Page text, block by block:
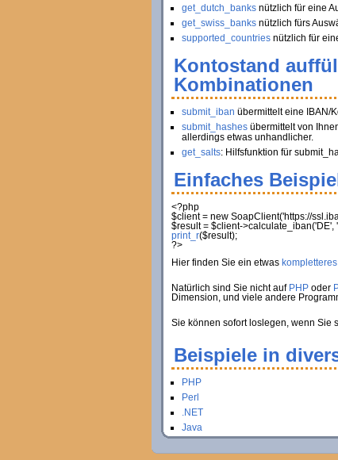
get_dutch_banksnützlich für eine
get_swiss_banksnützlich fürs
supported_countriesnützlich für
Kontostand
Kombinationen
submit_iban übermittelt eine IBAN/
submit_hashesübermittelt von
allerdings etwas unhandlicher.
get_salts: Hilfsfunktion für
Einfaches
<?php
$client= newSoapClient('https://
$result= $client->calculate_iban('DE',
print_r($result);
?>
Hier finden Sie ein etwas
Natürlich sind Sie nicht auf PHPoder
Dimension, und viele andere
Sie können sofort loslegen, wenn Sie
Beispiele in
PHP
Perl
.NET
Java